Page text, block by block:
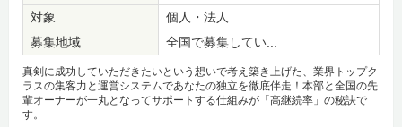
対象
個人・法人
募集地域
全国で募集してい...
真剣に成功していただきたいという想いで考え築き上げた、業界トップク
ラスの集客力と運営システムであなたの独立を徹底伴走！本部と全国の先
輩オーナーが一丸となってサポートする仕組みが「高継続率」の秘訣で
す。